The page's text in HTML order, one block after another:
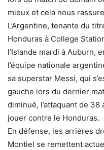
mieux et cela nous
L’Argentine, tenante du
Honduras à College
l’Islande mardi à Auburn,
l’équipe nationale
sa superstar Messi, qui
gauche lors du dernier
diminué, l’attaquant de
jouer contre le Honduras.
En défense, les arrières
Montiel se remettent